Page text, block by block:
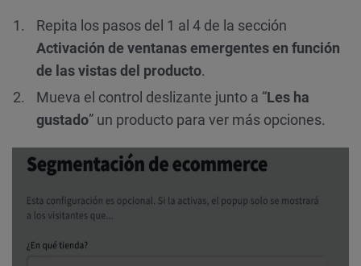
Repita los pasos del 1 al 4 de la sección
Activación de ventanas emergentes en función
de las vistas del producto.
Mueva el control deslizante junto a “Les ha
gustado” un producto para ver más opciones.